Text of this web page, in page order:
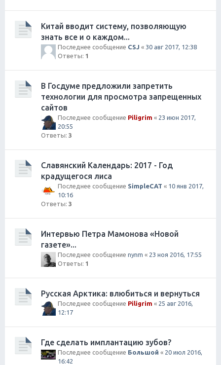
Китай вводит систему, позволяющую
знать все и о каждом...
Последнее сообщение CSJ « 30 авг 2017, 12:38
Ответы: 1
В Госдуме предложили запретить
технологии для просмотра запрещенных
сайтов
Последнее сообщение Piligrim « 23 июн 2017,
20:55
Ответы: 3
Славянский Календарь: 2017 - Год
крадущегося лиса
Последнее сообщение SimpleCAT « 10 янв 2017,
10:16
Ответы: 3
Интервью Петра Мамонова «Новой
газете»...
Последнее сообщение nynm « 23 ноя 2016, 17:55
Ответы: 1
Русская Арктика: влюбиться и вернуться
Последнее сообщение Piligrim « 25 авг 2016,
12:17
Где сделать имплантацию зубов?
Последнее сообщение Большой « 20 июл 2016,
16:42